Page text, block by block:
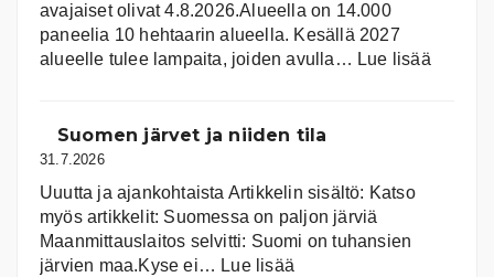
avajaiset olivat 4.8.2026.Alueella on 14.000
paneelia 10 hehtaarin alueella. Kesällä 2027
alueelle tulee lampaita, joiden avulla… Lue lisää:
Suomen järvet ja niiden tila
31.7.2026
Uuutta ja ajankohtaista Artikkelin sisältö: Katso
myös artikkelit: Suomessa on pal­jon jär­viä
Maanmittauslaitos selvitti: Suomi on tuhansien
järvien maa.Kyse ei… Lue lisää